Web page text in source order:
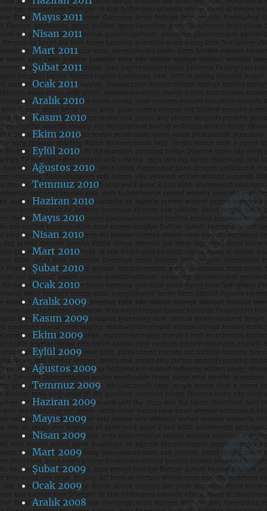
Mayıs 2011
Nisan 2011
Mart 2011
Şubat 2011
Ocak 2011
Aralık 2010
Kasım 2010
Ekim 2010
Eylül 2010
Ağustos 2010
Temmuz 2010
Haziran 2010
Mayıs 2010
Nisan 2010
Mart 2010
Şubat 2010
Ocak 2010
Aralık 2009
Kasım 2009
Ekim 2009
Eylül 2009
Ağustos 2009
Temmuz 2009
Haziran 2009
Mayıs 2009
Nisan 2009
Mart 2009
Şubat 2009
Ocak 2009
Aralık 2008